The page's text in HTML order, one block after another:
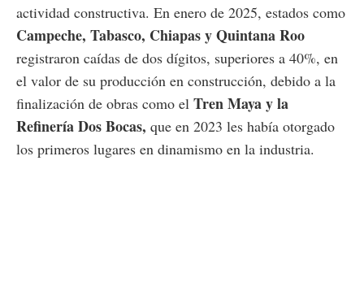
actividad constructiva. En enero de 2025, estados como
Campeche, Tabasco, Chiapas y Quintana Roo
registraron caídas de dos dígitos, superiores a 40%, en
el valor de su producción en construcción, debido a la
finalización de obras como el Tren Maya y la
Refinería Dos Bocas, que en 2023 les había otorgado
los primeros lugares en dinamismo en la industria.